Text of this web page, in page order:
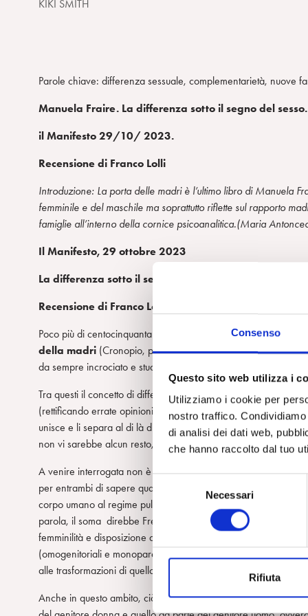
Consenso
Questo sito web utilizza i
Utilizziamo i cookie per
nostro traffico.
di analisi dei dati web,
che hanno raccolto dal tuo
e
z
n
e
Necessari
Rifiuta
KIKI SMITH
Parole chiave: differenza sessuale, complementarietà, nuove
Manuela Fraire. La differenza sotto il segno del sesso.
il Manifesto 29/10/ 2023.
Recensione di Franco Lolli
Introduzione: La porta delle madri è l’ultimo libro di Manuela
femminile e del maschile ma soprattutto riflette sul rapporto
famiglie all’interno della cornice psicoanalitica.(Maria
Il Manifesto, 29 ottobre 2023
La differenza sotto il segno del sesso
Recensione di Franco Lolli
Poco più di centocinquanta pagine sono state sufficienti a
della madri (Cronopio, pp.146,E. 13,00), i temi che la sua
da sempre incrociato e studiato.
Tra questi il concetto di differenza sembra occupare un posto
(rettificando errate opinioni) che “la differenza sessuale nel
unisce e li separa al di là di ogni complementarietà. Se
non vi sarebbe alcun resto, mentre nella differenze sessuale
A venire interrogata non è dunque, semplicisticamente, la
per entrambi di sapere qualcosa sulla sessualità dell’altro.
corpo umano al regime pulsionale nel quale il dato biologico
parola, il soma direbbe Freud – con la psiche. In questa
femminilità e disposizione alla passività, tra istinto e pulsione,
(omogenitoriali e monoparentali, in particolare), le nuove
alle trasformazioni di quello che un tempo veniva definito
Anche in questo ambito, ciò che sembra attrarre soprattutto